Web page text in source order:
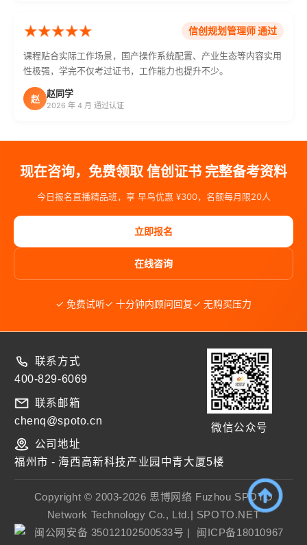
信创规划管理师 通过
课程贴合实际工作场景，国产操作系统配置、产业生态等内容实用
性极强，学完不仅考过证书，工作能力也提升不少。
赵
赵同学
2026 年 4 月 通过认证
现在咨询，免费领取 信创证书 完整备考资料
今日报名直播精品班，享 早鸟优惠 ¥300，名额每月限20人
立即报名
在线咨询
✓ 免费试听✓ 十分钟内顾问回复✓ 无购买压力
联系方式
400-829-6069
联系邮箱
chenq@spoto.cn
公司地址
微信公众号
福州市 - 海西高新科技产业园中青大厦5楼
Copyright © 2003-2026 思博网络 Fuzhou SPOTO
Network Technology Co., Ltd.| SPOTO.NET
闽公网安备 35012102500533号 | 闽ICP备18010967